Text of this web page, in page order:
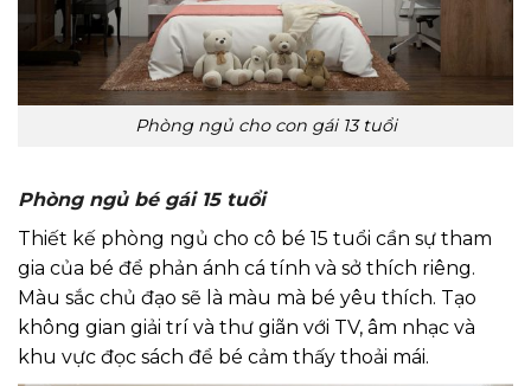
Phòng ngủ cho con gái 13 tuổi
Phòng ngủ bé gái 15 tuổi
Thiết kế phòng ngủ cho cô bé 15 tuổi cần sự tham
gia của bé để phản ánh cá tính và sở thích riêng.
Màu sắc chủ đạo sẽ là màu mà bé yêu thích. Tạo
không gian giải trí và thư giãn với TV, âm nhạc và
khu vực đọc sách để bé cảm thấy thoải mái.